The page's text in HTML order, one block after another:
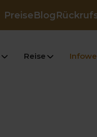
PreiseBlog
Reise